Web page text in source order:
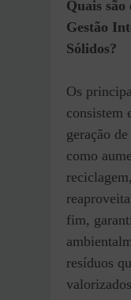
Quais
Gestão
Sólidos?
Os
consistem
geração
como
fim,
resíduos